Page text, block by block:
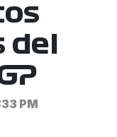
del
PM